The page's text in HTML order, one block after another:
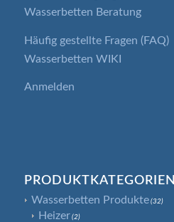
Wasserbetten Beratung
Häufig gestellte Fragen (FAQ)
Wasserbetten WIKI
Anmelden
PRODUKTKATEGORIEN
Wasserbetten Produkte (32)
Heizer (2)